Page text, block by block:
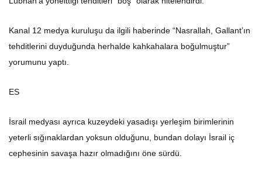
Kanal 12 medya kuruluşu da ilgili haberinde “Nasrallah, Gallant’ın
tehditlerini duyduğunda herhalde kahkahalara boğulmuştur”
yorumunu yaptı.
ES
İsrail medyası ayrıca kuzeydeki yasadışı yerleşim birimlerinin
yeterli sığınaklardan yoksun olduğunu, bundan dolayı İsrail iç
cephesinin savaşa hazır olmadığını öne sürdü.